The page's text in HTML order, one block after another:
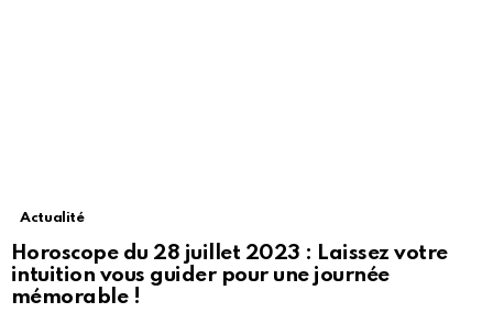
Actualité
Horoscope du 28 juillet 2023 : Laissez votre
intuition vous guider pour une journée
mémorable !